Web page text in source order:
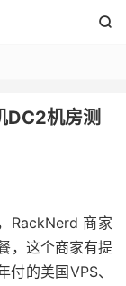

DC2机房测
RackNerd 商家
，这个商家有提
的美国VPS、